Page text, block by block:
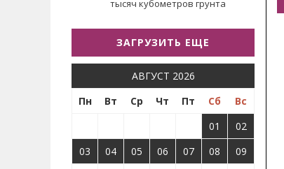
тысяч кубометров грунта
ЗАГРУЗИТЬ ЕЩЕ
АВГУСТ 2026
Пн
Вт Ср Чт Пт Сб
Вс
01
02
03
04 05 06 07 08
09